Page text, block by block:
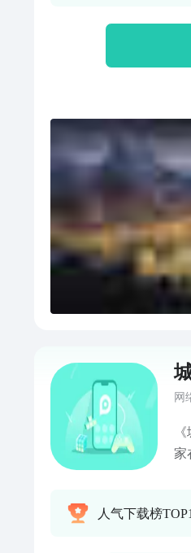
奇
燃
网
家
内
人气下载榜